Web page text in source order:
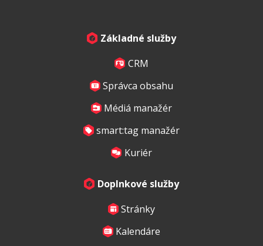
Základné služby
CRM
Správca obsahu
Médiá manažér
smart:tag manažér
Kuriér
Doplnkové služby
Stránky
Kalendáre